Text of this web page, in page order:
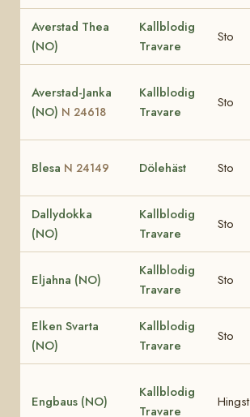
Averstad Thea
(NO)
Kallblodig
Travare
Sto
Averstad-Janka
(NO) N 24618
Kallblodig
Travare
Sto
Blesa N 24149 Dölehäst Sto
Dallydokka
(NO)
Kallblodig
Travare
Sto
Eljahna (NO)
Kallblodig
Travare
Sto
Elken Svarta
(NO)
Kallblodig
Travare
Sto
Engbaus (NO)
Kallblodig
Travare
Hingst